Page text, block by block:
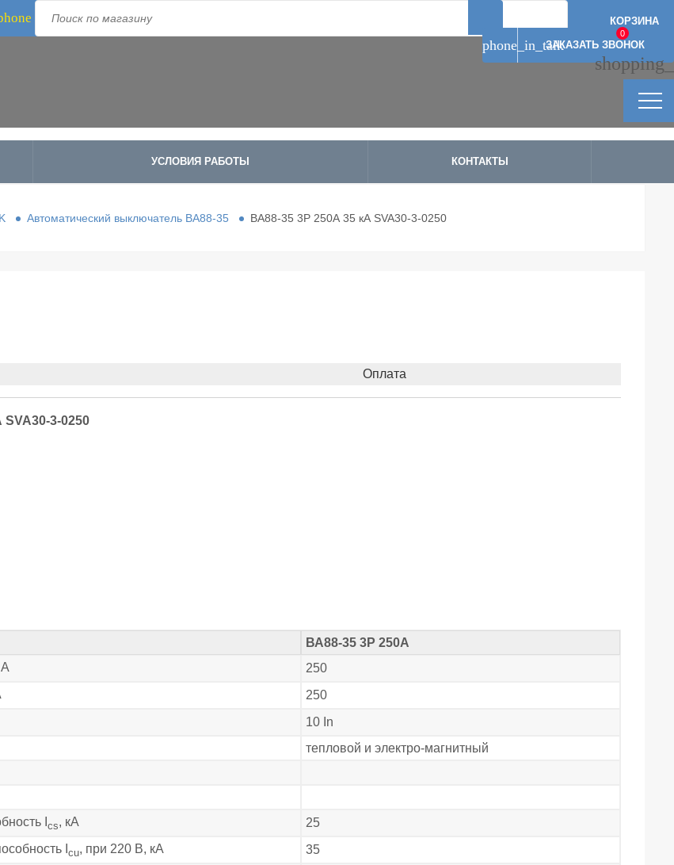
Телефон: 8-800-500-1973
phone_in_talkЗАКАЗАТЬ ЗВОНОК
УСЛОВИЯ РАБОТЫ КОНТАКТЫ
КОРЗИНА
0
Автоматический выключатель ВА88-35 ВА88-35 3Р 250А 35 кА SVA30-3-0250
Оплата
3-0250
ВА88-35 3Р 250А
250
250
10 In
тепловой и электро-магнитный
I cs, кА
25
I cu, при 220 В, кА
35